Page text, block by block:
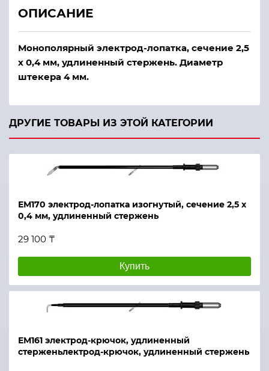
ОПИСАНИЕ
Монополярный электрод-лопатка, сечение 2,5
х 0,4 мм, удлиненный стержень. Диаметр
штекера 4 мм.
ДРУГИЕ ТОВАРЫ ИЗ ЭТОЙ КАТЕГОРИИ
ЕМ170 электрод-лопатка изогнутый, сечение 2,5 х
0,4 мм, удлиненный стержень
29 100 ₸
Купить
ЕМ161 электрод-крючок, удлиненный
стерженьлектрод-крючок, удлиненный стержень